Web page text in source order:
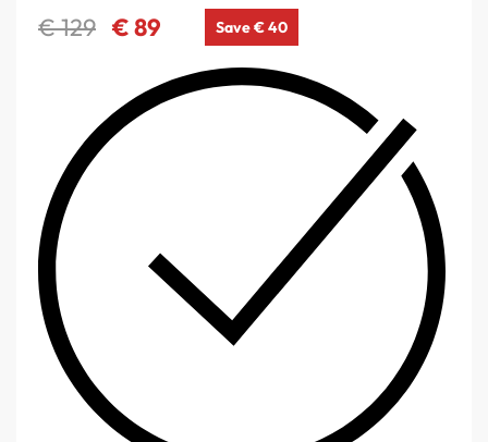
€129 €89 Save € 40